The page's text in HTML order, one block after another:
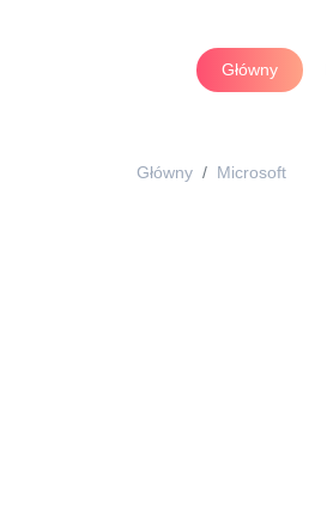
Główny
Główny Microsoft